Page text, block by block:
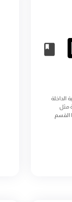
الداخلة
مثل
القسم